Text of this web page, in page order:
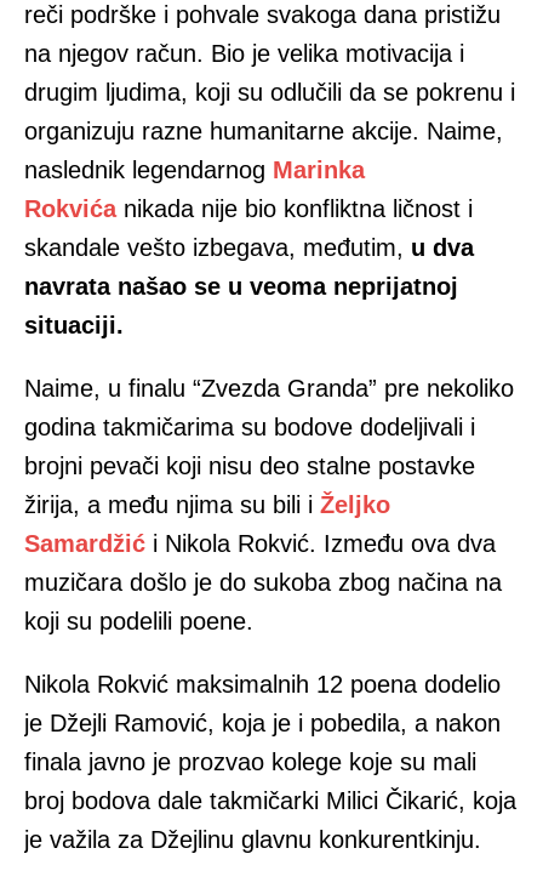
reči podrške i pohvale svakoga dana pristižu
na njegov račun. Bio je velika motivacija i
drugim ljudima, koji su odlučili da se pokrenu i
organizuju razne humanitarne akcije. Naime,
naslednik legendarnog Marinka
Rokvićanikada nije bio konfliktna ličnost i
skandale vešto izbegava, međutim, u dva
navrata našao se u veoma neprijatnoj
situaciji.
Naime, u finalu “Zvezda Granda” pre nekoliko
godina takmičarima su bodove dodeljivali i
brojni pevači koji nisu deo stalne postavke
žirija, a među njima su bili i Željko
Samardžić i Nikola Rokvić. Između ova dva
muzičara došlo je do sukoba zbog načina na
koji su podelili poene.
Nikola Rokvić maksimalnih 12 poena dodelio
je Džejli Ramović, koja je i pobedila, a nakon
finala javno je prozvao kolege koje su mali
broj bodova dale takmičarki Milici Čikarić, koja
je važila za Džejlinu glavnu konkurentkinju.